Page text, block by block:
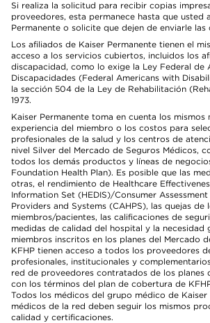
Si realiza la solicitud para recibir copias
proveedores, esta permanece hasta que usted
Permanente o solicite que dejen de enviarle las
Los afiliados de Kaiser Permanente tienen el
acceso a los servicios cubiertos, incluidos los
discapacidad, como lo exige la Ley Federal de
Discapacidades (Federal Americans with
la sección 504 de la Ley de Rehabilitación
1973.
Kaiser Permanente toma en cuenta los mismos
experiencia del miembro o los costos para
profesionales de la salud y los centros de
nivel Silver del Mercado de Seguros Médicos,
todos los demás productos y líneas de
Foundation Health Plan). Es posible que las
otras, el rendimiento de Healthcare
Information Set (HEDIS)/Consumer
Providers and Systems (CAHPS), las quejas de
miembros/pacientes, las calificaciones de
medidas de calidad del hospital y la necesidad
miembros inscritos en los planes del Mercado
KFHP tienen acceso a todos los proveedores
profesionales, institucionales y
red de proveedores contratados de los planes
con los términos del plan de cobertura de
Todos los médicos del grupo médico de Kaiser
médicos de la red deben seguir los mismos
calidad y certificaciones.